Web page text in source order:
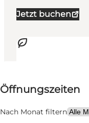
Jetzt buchen
Öffnungszeiten
Nach Monat filtern
Website
Kinder